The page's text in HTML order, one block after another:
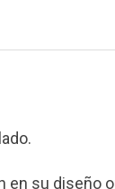
en su diseño